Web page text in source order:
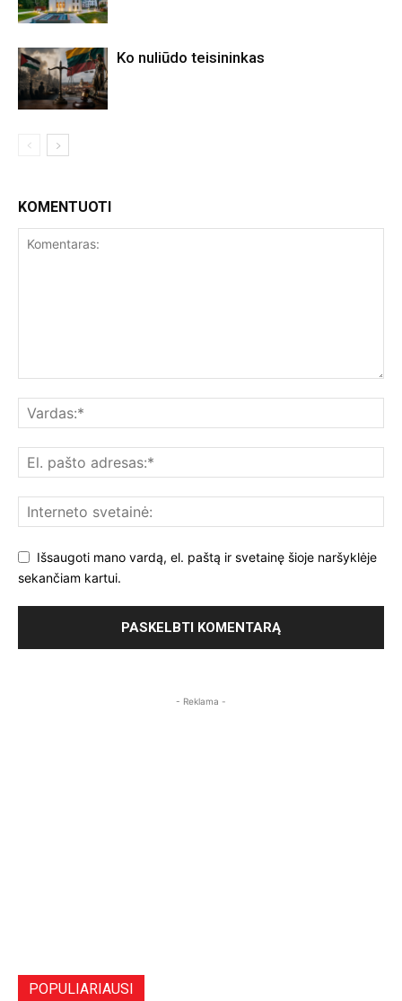
Ko nuliūdo teisininkas
KOMENTUOTI
Išsaugoti mano vardą, el. paštą ir svetainę šioje naršyklėje
sekančiam kartui.
- Reklama -
POPULIARIAUSI